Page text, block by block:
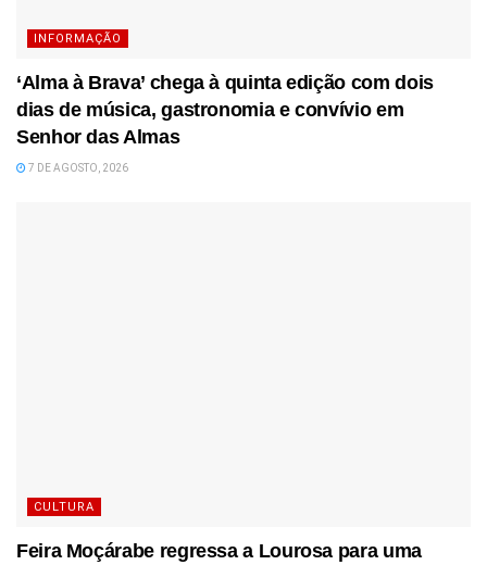
INFORMAÇÃO
‘Alma à Brava’ chega à quinta edição com dois
dias de música, gastronomia e convívio em
Senhor das Almas
7 DE AGOSTO, 2026
CULTURA
Feira Moçárabe regressa a Lourosa para uma